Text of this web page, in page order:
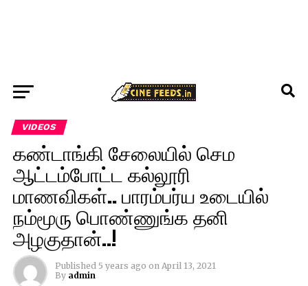
VIDEOS
கண்டாங்கி சேலையில் செம
ஆட்டம்போட்ட கல்லூரி
மாணவிகள்.. பாரம்பர்ய உடையில்
நம்மூரு பொண்ணுங்க தனி
அழகுதான்..!
Published 5 years ago on April 13, 2021
By admin